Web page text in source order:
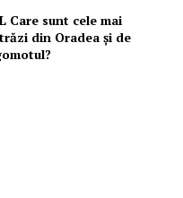
Care sunt cele mai
din Oradea și de